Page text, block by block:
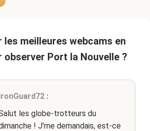
les meilleures webcams en
observer Port la Nouvelle ?
:
les globe-trotteurs du
! J'me demandais, est-ce